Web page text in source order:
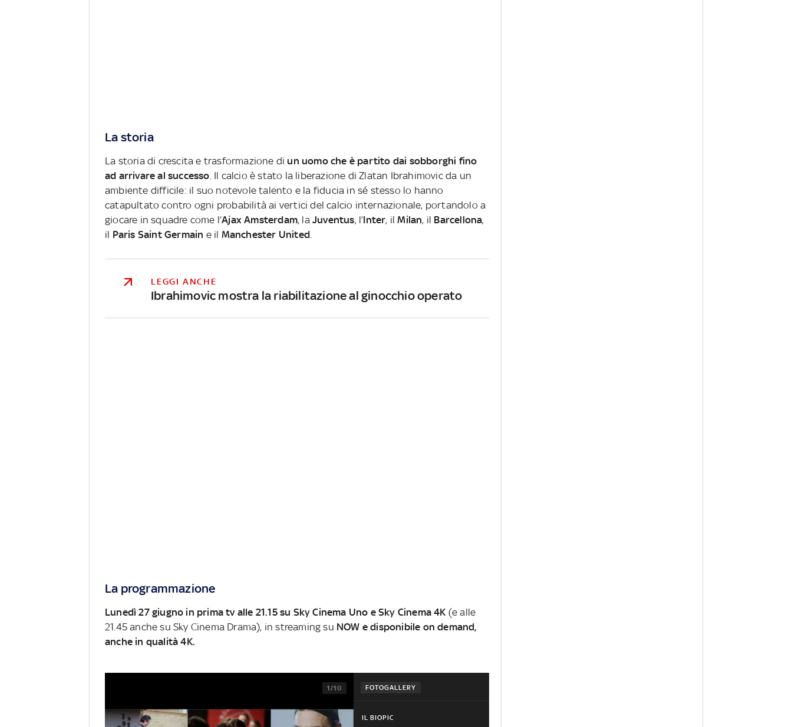
La storia
La storia di crescita e trasformazione diun uomo che è partito dai sobborghi fino
ad arrivare al successo . Il calcio è stato la liberazione di Zlatan Ibrahimovic da un
ambiente difficile: il suo notevole talento e la fiducia in sé stesso lo hanno
catapultato contro ogni probabilità ai vertici del calcio internazionale, portandolo a
giocare in squadre come l’Ajax Amsterdam, laJuventus, l’Inter, ilMilan, il Barcellona,
il Paris Saint Germain e il Manchester United
LEGGI ANCHE
Ibrahimovic mostra la riabilitazione al ginocchio operato
La programmazione
Lunedì 27 giugno in prima tv alle 21.15 su Sky Cinema Uno e Sky Cinema 4K (e alle
21.45 anche su Sky Cinema Drama), in streaming su NOW e disponibile on demand,
anche in qualità 4K.
FOTOGALLERY
1/10
IL BIOPIC